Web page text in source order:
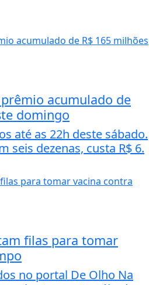
acumulado de
domingo
até as 22h deste sábado.
seis dezenas, custa R$ 6.
filas para tomar
no portal De Olho Na